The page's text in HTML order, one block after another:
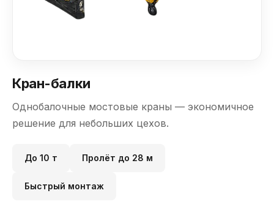
Кран-балки
Однобалочные мостовые краны — экономичное
решение для небольших цехов.
До 10 т Пролёт до 28 м
Быстрый монтаж